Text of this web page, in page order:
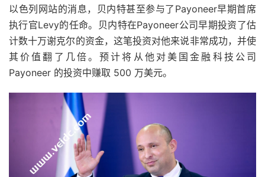
以色列网站的消息，贝内特甚至参与了Payoneer早期首席
执行官Levy的任命。贝内特在Payoneer公司早期投资了估
计数十万谢克尔的资金，这笔投资对他来说非常成功，并使
其价值翻了几倍。预计将从他对美国金融科技公司
Payoneer 的投资中赚取 500 万美元。